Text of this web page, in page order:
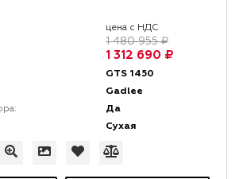
цена с НДС
1 480 955 ₽
1 312 690 ₽
GTS 1450
Gadlee
Да
Сухая